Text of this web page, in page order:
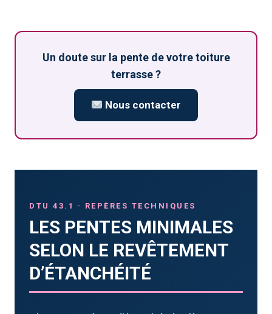
Un doute sur la pente de votre toiture
terrasse ?
Nous contacter
DTU 43.1 · REPÈRES TECHNIQUES
LES PENTES MINIMALES
SELON LE REVÊTEMENT
D’ÉTANCHÉITÉ